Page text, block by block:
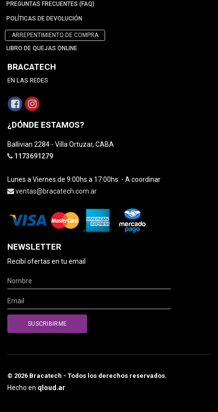
PREGUNTAS FRECUENTES (FAQ)
POLÍTICAS DE DEVOLUCIÓN
ARREPENTIMIENTO DE COMPRA
LIBRO DE QUEJAS ONLINE
BRACATECH
EN LAS REDES
¿DÓNDE ESTAMOS?
Ballivian 2284 - Villa Ortuzar, CABA
1173691279
Lunes a Viernes de 9:00hs a 17:00hs. - A coordinar
ventas@bracatech.com.ar
NEWSLETTER
Recibí ofertas en tu email
© 2026 Bracatech - Todos los derechos reservados.
Hecho en qloud.ar